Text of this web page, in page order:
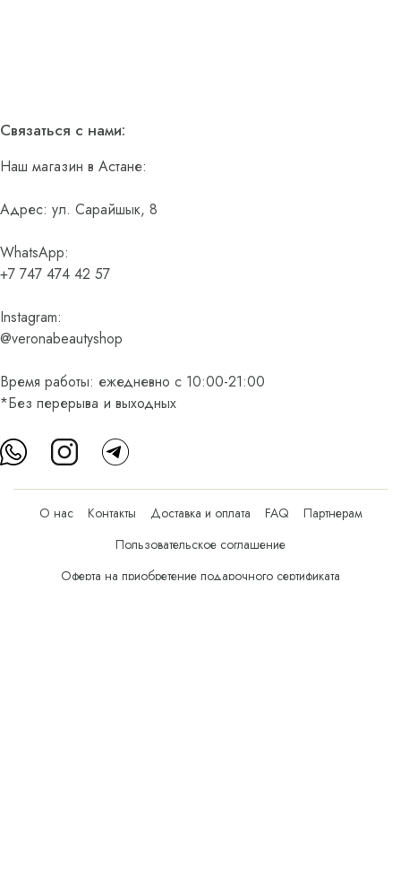
Связаться с нами:
Наш магазин в Астане:
Адрес: ул. Сарайшык, 8
WhatsApp:
+7 747 474 42 57
Instagram:
@veronabeautyshop
Время работы: ежедневно с 10:00-21:00
*Без перерыва и выходных
О нас Контакты Доставка и оплата FAQ
Партнерам
Пользовательское соглашение
Оферта на приобретение подарочного сертификата